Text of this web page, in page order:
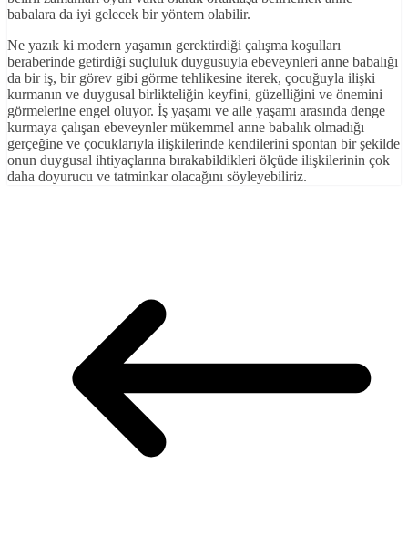
babalara da iyi gelecek bir yöntem olabilir.
Ne yazık ki modern yaşamın gerektirdiği çalışma koşulları
beraberinde getirdiği suçluluk duygusuyla ebeveynleri anne babalığı
da bir iş, bir görev gibi görme tehlikesine iterek, çocuğuyla ilişki
kurmanın ve duygusal birlikteliğin keyfini, güzelliğini ve önemini
görmelerine engel oluyor. İş yaşamı ve aile yaşamı arasında denge
kurmaya çalışan ebeveynler mükemmel anne babalık olmadığı
gerçeğine ve çocuklarıyla ilişkilerinde kendilerini spontan bir şekilde
onun duygusal ihtiyaçlarına bırakabildikleri ölçüde ilişkilerinin çok
daha doyurucu ve tatminkar olacağını söyleyebiliriz.